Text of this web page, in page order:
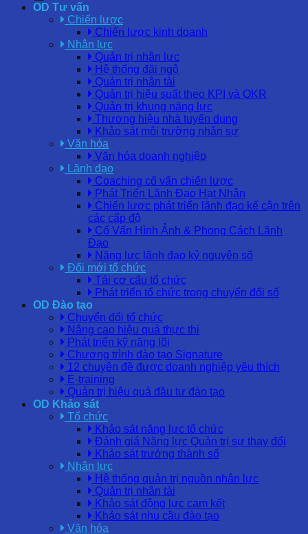
OD Tư vấn
Chiến lược
Chiến lược kinh doanh
Nhân lực
Quản trị nhân lực
Hệ thống đãi ngộ
Quản trị nhân tài
Quản trị hiệu suất theo KPI và OKR
Quản trị khung năng lực
Thương hiệu nhà tuyển dụng
Khảo sát môi trường nhân sự
Văn hóa
Văn hóa doanh nghiệp
Lãnh đạo
Coaching cố vấn chiến lược
Phát Triển Lãnh Đạo Hạt Nhân
Chiến lược phát triển lãnh đạo kế cận trên
các cấp độ
Cố Vấn Hình Ảnh & Phong Cách Lãnh
Đạo
Năng lực lãnh đạo kỷ nguyên số
Đổi mới tổ chức
Tái cơ cấu tổ chức
Phát triển tổ chức trong chuyển đổi số
OD Đào tạo
Chuyển đổi tổ chức
Nâng cao hiệu quả thực thi
Phát triển kỹ năng lõi
Chương trình đào tạo Signature
12 chuyên đề được doanh nghiệp yêu thích
E-training
Quản trị hiệu quả đầu tư đào tạo
OD Khảo sát
Tổ chức
Khảo sát năng lực tổ chức
Đánh giá Năng lực Quản trị sự thay đổi
Khảo sát trưởng thành số
Nhân lực
Hệ thống quản trị nguồn nhân lực
Quản trị nhân tài
Khảo sát động lực cam kết
Khảo sát nhu cầu đào tạo
Văn hóa